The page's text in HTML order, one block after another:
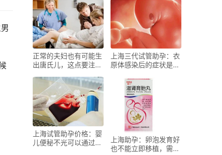
正常的夫妇也有可能生
出唐氏儿，这点要注意
上海三代试管助孕：衣
原体感染后的症状是什
方法有哪些
上海试管助孕价格：婴
儿便秘不光可以通过药
上海助孕：卵泡发育好
也不能立即移植，需要